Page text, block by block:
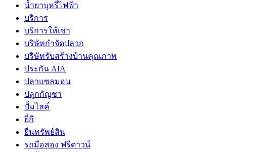
น้ำยาบุหรี่ไฟฟ้า
บริการ
บริการให้เช่า
บริษัทกำจัดปลวก
บริษัทรับสร้างบ้านคุณภาพ
ประกัน AIA
ปลาแซลมอน
ปลูกกัญชา
ปั้มไลค์
ยี่กี
ยื่นทรัพย์สิน
รถมือสอง ฟรีดาวน์